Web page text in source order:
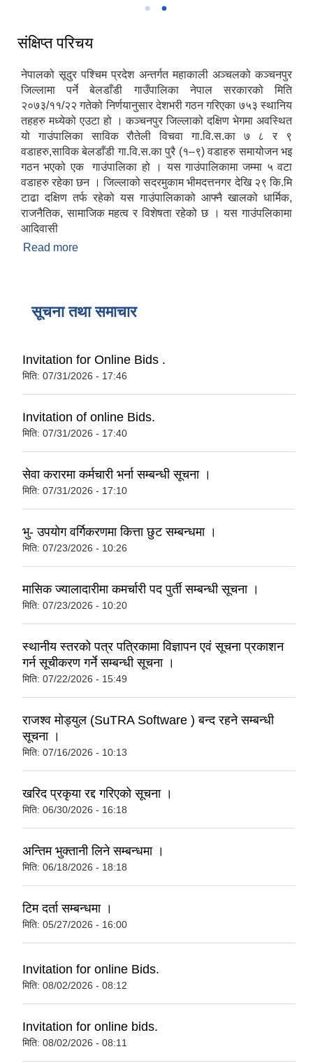
संक्षिप्त परिचय
नेपालको सूदुर पश्चिम प्रदेश अन्तर्गत महाकाली अञ्चलको कञ्चनपुर
जिल्लामा पर्ने बेलडाँडी गाउँपालिका नेपाल सरकारको मिति
२०७३/११/२२ गतेको निर्णयानुसार देशभरी गठन गरिएका ७५३ स्थानिय
तहहरु मध्येको एउटा हो । कञ्चनपुर जिल्लाको दक्षिण भेगमा अवस्थित
यो गाउंपालिका साविक रौतेली विचवा गा.वि.स.का ७ ८ र ९
वडाहरु,साविक बेलडाँडी गा.वि.स.का पुरै (१–९) वडाहरु समायोजन भइ
गठन भएको एक गाउंपालिका हो । यस गाउंपालिकामा जम्मा ५ वटा
वडाहरु रहेका छन । जिल्लाको सदरमुकाम भीमदत्तनगर देखि २९ कि.मि
टाढा दक्षिण तर्फ रहेको यस गाउंपालिकाको आफ्नै खालको धार्मिक,
राजनैतिक, सामाजिक महत्व र विशेषता रहेको छ । यस गाउंपलिकामा
आदिवासी
Read more
सूचना तथा समाचार
Invitation for Online Bids .
मिति: 07/31/2026 - 17:46
Invitation of online Bids.
मिति: 07/31/2026 - 17:40
सेवा करारमा कर्मचारी भर्ना सम्बन्धी सूचना ।
मिति: 07/31/2026 - 17:10
भु- उपयोग वर्गिकरणमा कित्ता छुट सम्बन्धमा ।
मिति: 07/23/2026 - 10:26
मासिक ज्यालादारीमा कमर्चारी पद पुर्ती सम्बन्धी सूचना ।
मिति: 07/23/2026 - 10:20
स्थानीय स्तरको पत्र पत्रिकामा विज्ञापन एवं सूचना प्रकाशन
गर्न सूचीकरण गर्ने सम्बन्धी सूचना ।
मिति: 07/22/2026 - 15:49
राजश्व मोड्युल (SuTRA Software ) बन्द रहने सम्बन्धी
सूचना ।
मिति: 07/16/2026 - 10:13
खरिद प्रकृया रद्द गरिएको सूचना ।
मिति: 06/30/2026 - 16:18
अन्तिम भुक्तानी लिने सम्बन्धमा ।
मिति: 06/18/2026 - 18:18
टिम दर्ता सम्बन्धमा ।
मिति: 05/27/2026 - 16:00
Invitation for online Bids.
मिति: 08/02/2026 - 08:12
Invitation for online bids.
मिति: 08/02/2026 - 08:11